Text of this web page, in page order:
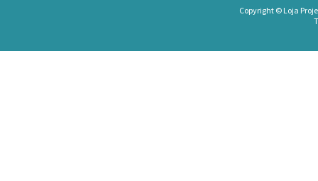
Copyright © Loja